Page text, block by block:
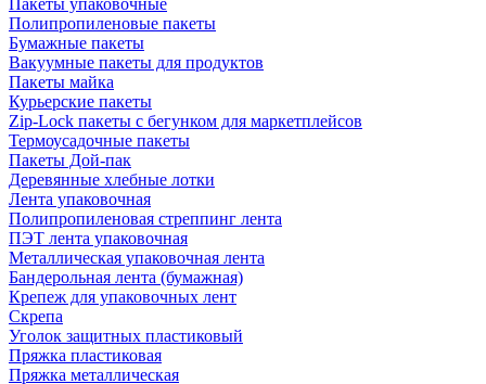
Пакеты упаковочные
Полипропиленовые пакеты
Бумажные пакеты
Вакуумные пакеты для продуктов
Пакеты майка
Курьерские пакеты
Zip-Lock пакеты с бегунком для маркетплейсов
Термоусадочные пакеты
Пакеты Дой-пак
Деревянные хлебные лотки
Лента упаковочная
Полипропиленовая стреппинг лента
ПЭТ лента упаковочная
Металлическая упаковочная лента
Бандерольная лента (бумажная)
Крепеж для упаковочных лент
Скрепа
Уголок защитных пластиковый
Пряжка пластиковая
Пряжка металлическая